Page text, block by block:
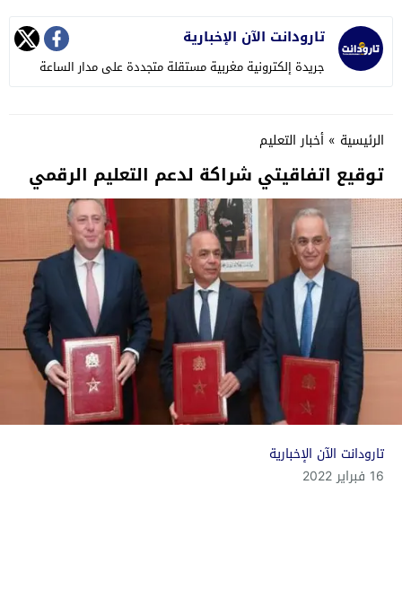
تارودانت الآن الإخبارية
جريدة إلكترونية مغربية مستقلة متجددة على مدار الساعة
الرئيسية » أخبار التعليم
توقيع اتفاقيتي شراكة لدعم التعليم الرقمي
تارودانت الآن الإخبارية
16 فبراير 2022